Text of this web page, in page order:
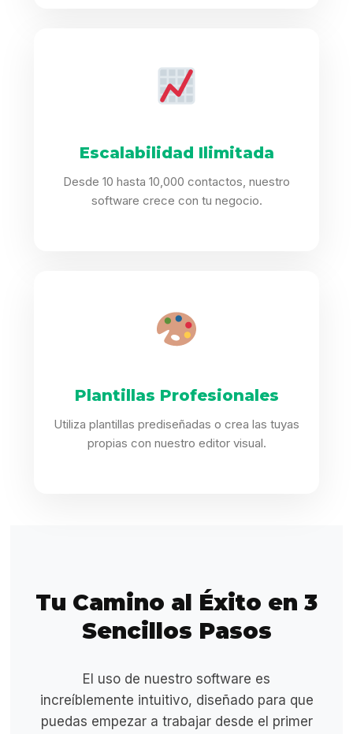
Escalabilidad Ilimitada
Desde 10 hasta 10,000 contactos, nuestro
software crece con tu negocio.
Plantillas Profesionales
Utiliza plantillas prediseñadas o crea las tuyas
propias con nuestro editor visual.
Tu Camino al Éxito en 3
Sencillos Pasos
El uso de nuestro software es
increíblemente intuitivo, diseñado para que
puedas empezar a trabajar desde el primer